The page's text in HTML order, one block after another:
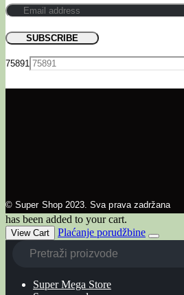
75891
© Super Shop 2023. Sva prava zadržana
has been added to your cart.
View Cart Plaćanje porudžbine
Super Mega Store